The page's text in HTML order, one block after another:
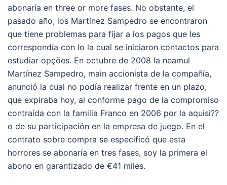
abonaría en three or more fases. No obstante, el
pasado año, los Martínez Sampedro se encontraron
que tiene problemas para fijar a los pagos que les
correspondía con lo la cual se iniciaron contactos para
estudiar opções. En octubre de 2008 la neamul
Martínez Sampedro, main accionista de la compañía,
anunció la cual no podía realizar frente en un plazo,
que expiraba hoy, al conforme pago de la compromiso
contraída con la familia Franco en 2006 por la aquisi??
o de su participación en la empresa de juego. En el
contrato sobre compra se especificó que esta
horrores se abonaría en tres fases, soy la primera el
abono en garantizado de €41 miles.